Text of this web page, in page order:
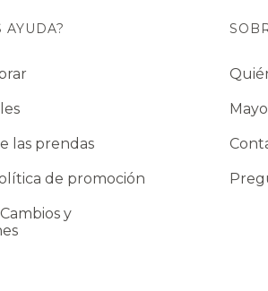
AYUDA?
las prendas
de promoción
y